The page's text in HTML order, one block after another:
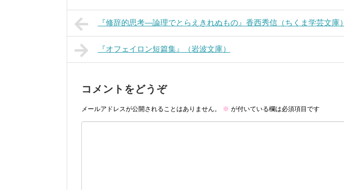
『修辞的思考―論理でとらえきれぬもの』香西秀信（ちくま学芸文庫）
『オフェイロン短篇集』（岩波文庫）
コメントをどうぞ
メールアドレスが公開されることはありません。 ※ が付いている欄は必須項目です